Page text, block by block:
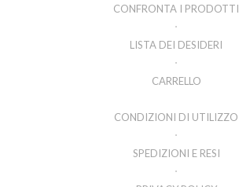
CONFRONTA I PRODOTTI
LISTA DEI DESIDERI
CARRELLO
CONDIZIONI DI UTILIZZO
SPEDIZIONI E RESI